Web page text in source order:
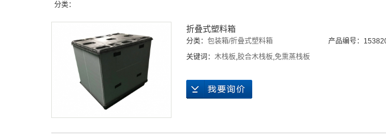
分类：
折叠式塑料箱
分类： 包装箱/折叠式塑料箱 产品编号：
关键词： 木栈板,胶合木栈板,免熏蒸栈板